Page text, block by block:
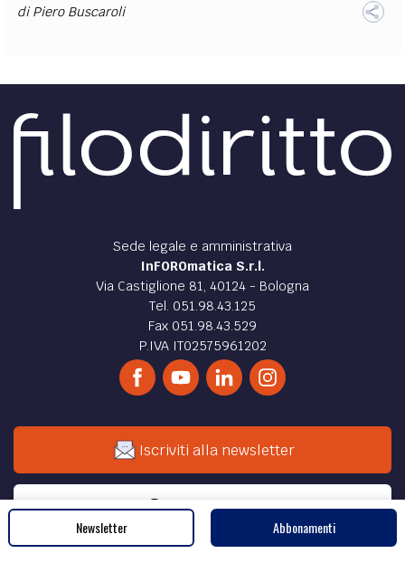
diPiero Buscaroli
Sede legale e amministrativa
InFOROmatica S.r.l.
Via Castiglione 81, 40124 - Bologna
Tel. 051.98.43.125
Fax 051.98.43.529
P.IVA IT02575961202
Iscriviti alla newsletter
Cerca nel sito
Newsletter Abbonamenti